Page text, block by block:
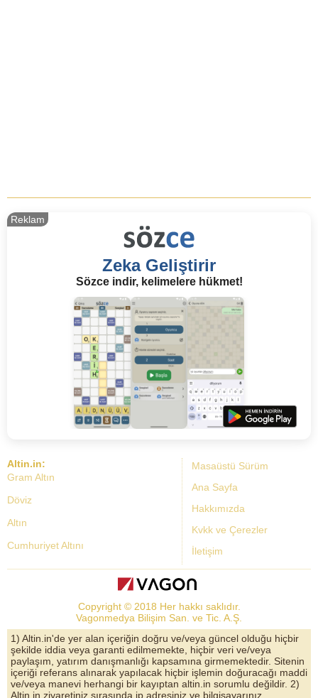
Zeka Geliştirir
Sözce indir, kelimelere hükmet!
Reklam
Masaüstü Sürüm
Ana Sayfa
Hakkımızda
Kvkk ve Çerezler
İletişim
Altin.in:
Gram Altın
Döviz
Altın
Cumhuriyet Altını
Dolar Kuru
Altın Yorumları
Döviz Kurları
Çeyrek Altın
Copyright © 2018 Her hakkı saklıdır.
Vagonmedya Bilişim San. ve Tic. A.Ş.
1) Altin.in'de yer alan içeriğin doğru ve/veya güncel olduğu hiçbir
şekilde iddia veya garanti edilmemekte, hiçbir veri ve/veya
paylaşım, yatırım danışmanlığı kapsamına girmemektedir. Sitenin
içeriği referans alınarak yapılacak hiçbir işlemin doğuracağı maddi
ve/veya manevi herhangi bir kayıptan altin.in sorumlu değildir. 2)
Altin.in ziyaretiniz sırasında ip adresiniz ve bilgisayarınız